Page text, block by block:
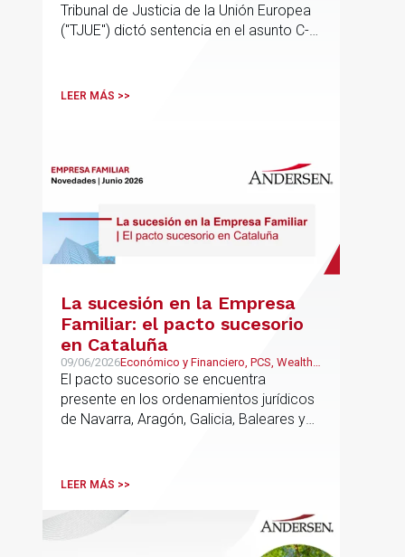
Tribunal de Justicia de la Unión Europea
("TJUE") dictó sentencia en el asunto C-
la fiscalidad de los grupos
vinculadas
LEER MÁS >>
La sucesión en la Empresa
Familiar: el pacto sucesorio
en Cataluña
09/06/2026Económico y Financiero, PCS, Wealth
Management & Family Business
El pacto sucesorio se encuentra
presente en los ordenamientos jurídicos
de Navarra, Aragón, Galicia, Baleares y
LEER MÁS >>